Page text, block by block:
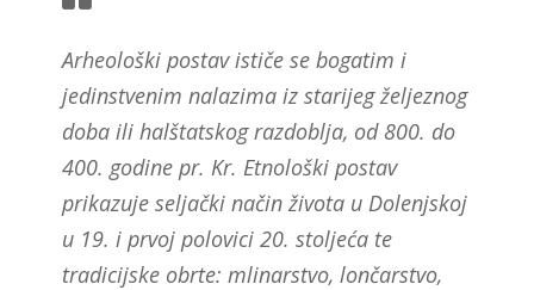
Arheološki postav ističe se bogatim i
jedinstvenim nalazima iz starijeg željeznog
doba ili halštatskog razdoblja, od 800. do
400. godine pr. Kr. Etnološki postav
prikazuje seljački način života u Dolenjskoj
u 19. i prvoj polovici 20. stoljeća te
tradicijske obrte: mlinarstvo, lončarstvo,